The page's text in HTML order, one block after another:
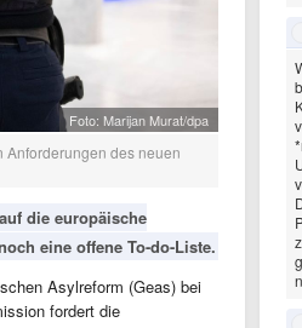
Foto: Marijan Murat/dpa
Anforderungen des neuen
die europäische
eine offene To-do-Liste.
Asylreform (Geas) bei
fordert die